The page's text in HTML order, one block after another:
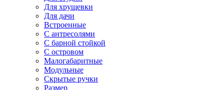
Для хрущевки
Для дачи
Встроенные
С антресолями
С барной стойкой
С островом
Малогабаритные
Модульные
Скрытые ручки
Размер